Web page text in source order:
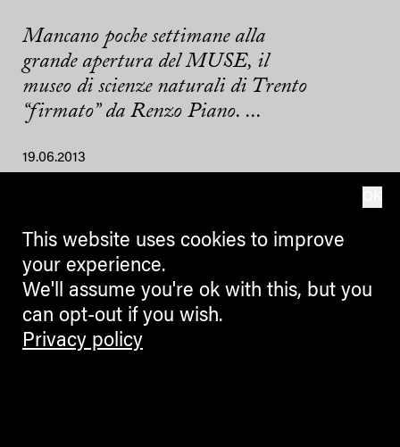
Mancano poche settimane alla
grande apertura del MUSE, il
museo di scienze naturali di Trento
“firmato” da Renzo Piano. ...
19.06.2013
This website uses cookies to improve
your experience.
We'll assume you're ok with this, but you
can opt-out if you wish.
Privacy policy